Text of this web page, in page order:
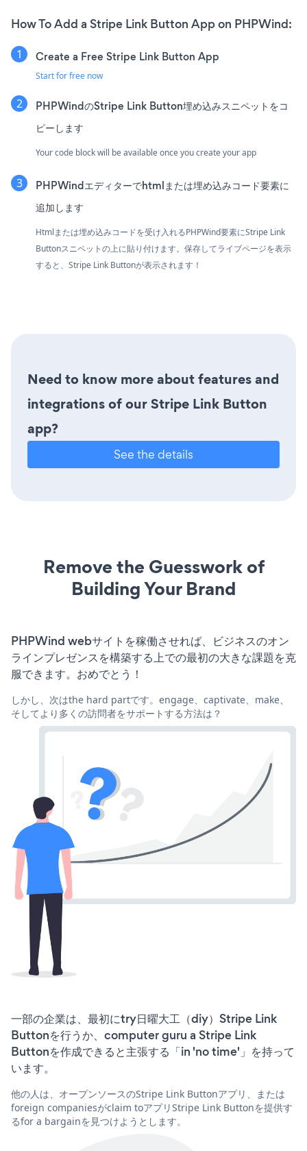
How To Add a Stripe Link Button App on PHPWind:
Create a Free Stripe Link Button App
Start for free now
PHPWindのStripe Link Button埋め込みスニペットをコ
ピーします
Your code block will be available once you create your app
PHPWindエディターでhtmlまたは埋め込みコード要素に
追加します
Htmlまたは埋め込みコードを受け入れるPHPWind要素にStripe Link
Buttonスニペットの上に貼り付けます。保存してライブページを表示
すると、Stripe Link Buttonが表示されます！
Need to know more about features and
integrations of our Stripe Link Button
app?
See the details
Remove the Guesswork of
Building Your Brand
PHPWind webサイトを稼働させれば、ビジネスのオン
ラインプレゼンスを構築する上での最初の大きな課題を克
服できます。おめでとう！
しかし、次はthe hard partです。engage、captivate、make、
そしてより多くの訪問者をサポートする方法は？
一部の企業は、最初にtry日曜大工（diy）Stripe Link
Buttonを行うか、computer guru a Stripe Link
Buttonを作成できると主張する「in 'no time'」を持って
います。
他の人は、オープンソースのStripe Link Buttonアプリ、または
foreign companiesがclaim toアプリStripe Link Buttonを提供す
るfor a bargainを見つけようとします。